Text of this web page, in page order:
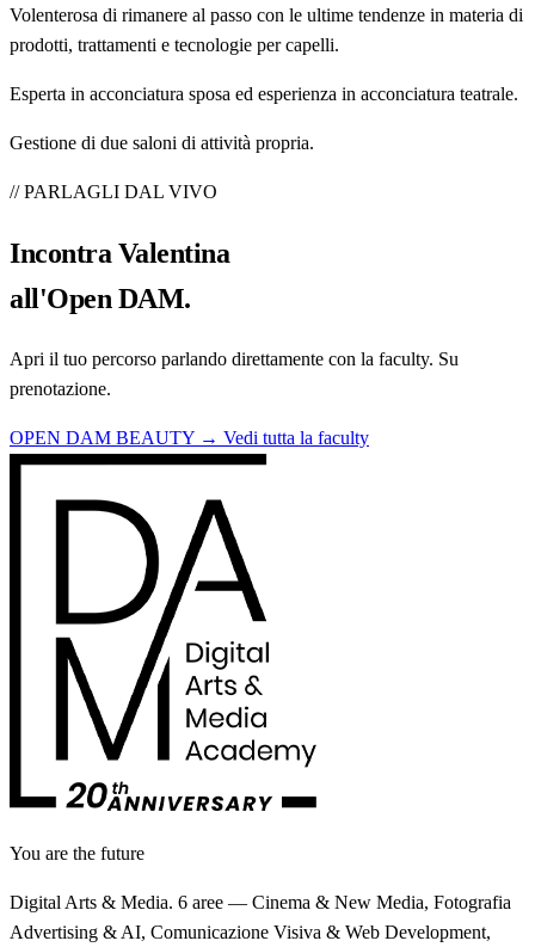
Volenterosa di rimanere al passo con le ultime tendenze in materia di
prodotti, trattamenti e tecnologie per capelli.
Esperta in acconciatura sposa ed esperienza in acconciatura teatrale.
Gestione di due saloni di attività propria.
// PARLAGLI DAL VIVO
Incontra Valentina
all'Open DAM.
Apri il tuo percorso parlando direttamente con la faculty. Su
prenotazione.
OPEN DAM BEAUTY → Vedi tutta la faculty
You are the future
Digital Arts & Media. 6 aree — Cinema & New Media, Fotografia
Advertising & AI, Comunicazione Visiva & Web Development,